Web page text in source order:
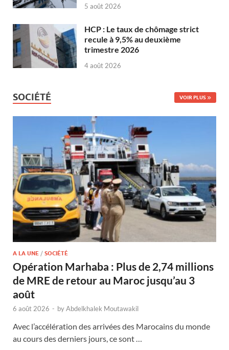
5 août 2026
HCP : Le taux de chômage strict
recule à 9,5% au deuxième
trimestre 2026
4 août 2026
SOCIÉTÉ VOIR PLUS
A LA UNE / SOCIÉTÉ
Opération Marhaba : Plus de 2,74 millions
de MRE de retour au Maroc jusqu’au 3
août
6 août 2026 - byAbdelkhalek Moutawakil
Avec l’accélération des arrivées des Marocains du monde
au cours des derniers jours, ce sont …